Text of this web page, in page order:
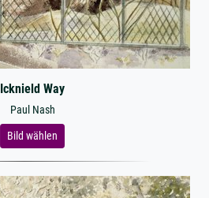
Icknield Way
Paul Nash
Bild wählen